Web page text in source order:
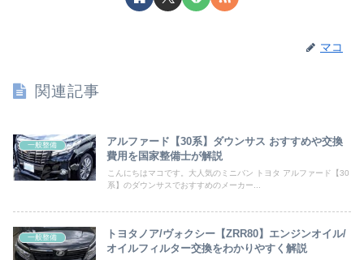
マコ
関連記事
一般整備
アルファード【30系】ダウンサス おすすめや交換
費用を国家整備士が解説
こんにちはマコです。大人気のミニバン トヨタ アルファード【30
系】のダウンサスでおすすめのメーカー...
一般整備
トヨタノア/ヴォクシー【ZRR80】エンジンオイル/
オイルフィルター交換をわかりやすく解説